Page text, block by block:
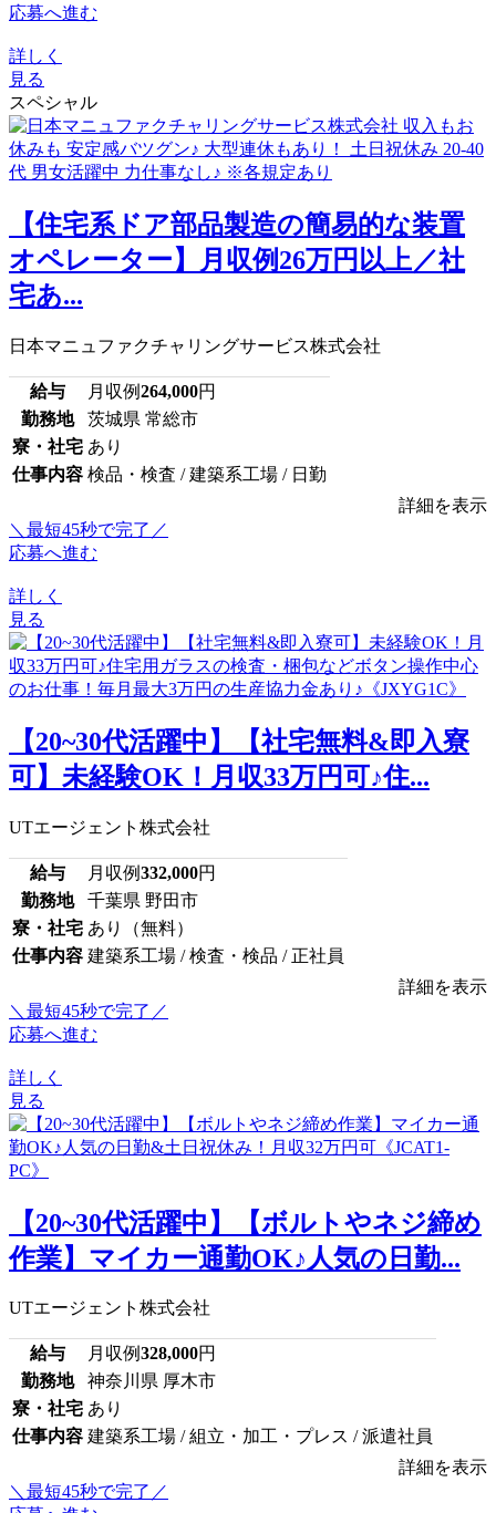
応募へ進む
詳しく
見る
スペシャル
【住宅系ドア部品製造の簡易的な装置
オペレーター】月収例26万円以上／社
宅あ...
日本マニュファクチャリングサービス株式会社
給与 月収例264,000円
勤務地
茨城県 常総市
寮・社宅 あり
仕事内容 検品・検査 / 建築系工場 / 日勤
詳細を表示
＼最短45秒で完了／
応募へ進む
詳しく
見る
【20~30代活躍中】【社宅無料&即入寮
可】未経験OK！月収33万円可♪住...
UTエージェント株式会社
給与 月収例332,000円
勤務地
千葉県 野田市
寮・社宅 あり（無料）
仕事内容 建築系工場 / 検査・検品 / 正社員
詳細を表示
＼最短45秒で完了／
応募へ進む
詳しく
見る
【20~30代活躍中】【ボルトやネジ締め
作業】マイカー通勤OK♪人気の日勤...
UTエージェント株式会社
給与 月収例328,000円
勤務地
神奈川県 厚木市
寮・社宅 あり
仕事内容 建築系工場 / 組立・加工・プレス / 派遣社員
詳細を表示
＼最短45秒で完了／